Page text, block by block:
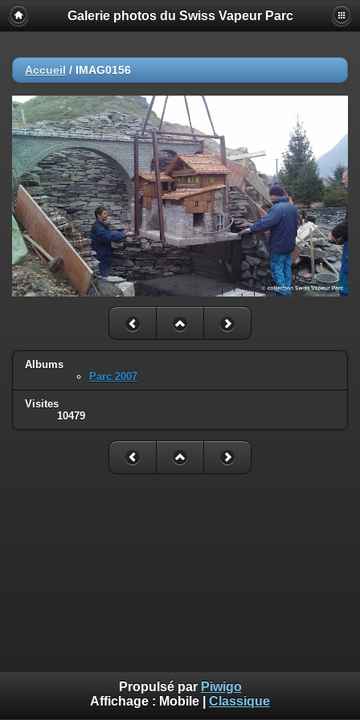
Galerie photos du Swiss Vapeur Parc
Accueil / IMAG0156
Albums
Parc 2007
Visites
10479
Propulsé par Piwigo
Affichage : Mobile Classique